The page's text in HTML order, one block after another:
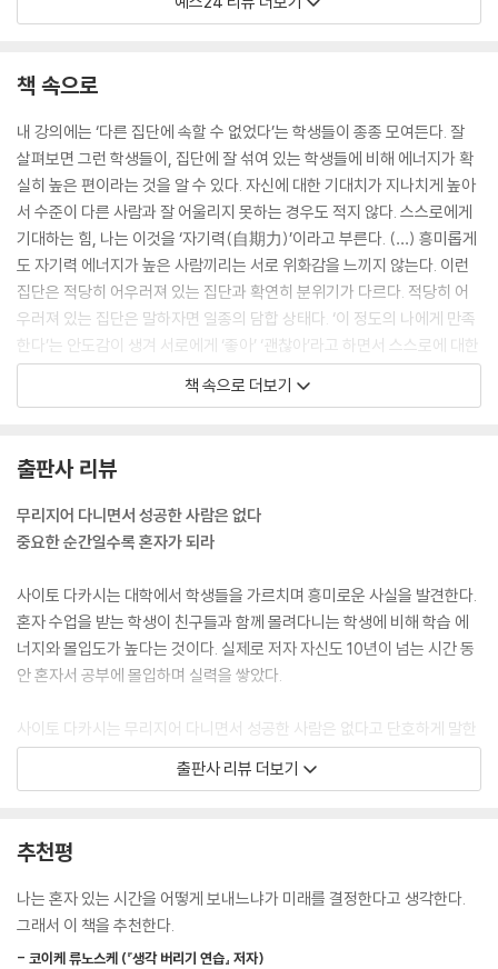
덧 정의 내려진 ‘넓은 인간관계 = 성공의 지름길’이라는 방정식 때문에 지
이유』 등 숱한 베스트셀러를 펴낸 사이토 다카시는 그렇지 않다라고 단언
한다. 그는 재수 생활을 시작한 열여덟 살부터 직업을 얻은 서른두 살까지
철저히 고독한 10년을 보냈지만, 돌이켜 보면 지금의 자신을 만든 것은 바
로 그 혼자 있는 시간이었다고 고백한다. 한 때 패배의식과 외로움, 부적응
으로 힘들기도 했지만 ‘이대로 끝나지 않아. 열 배, 스무 배로 복수해주겠
어’라는 성공에 대한 강한 목표의식과 에너지를 갖게 되었기 때문이다. 그
리고 혼자인 시간은 외로운 시간이 아니라, 목표를 현실로 만들기 위해 내
공을 쌓는 시간이었고, 이를 발판으로 서른 살이 넘도록 변변한 직업도 없
었던 그가 결국 유명 저자이자 메이지대 인기 교수가 될 수 있었다고 말한
받는 학생이 친구들과 함께 몰려다니는 학생에 비해 학습 에너지와 몰입도
가 높다는 것이다. 그는 무리 지어 다니면서 성공한 사람은 없다고 단호하
게 말한다. 성공을 결정하는 가장 중요한 요소는 타고난 두뇌나 공부의 양
이 아니라 혼자 있는 시간에 집중할 수 있는 힘이라는 것이다. 혼자 있는 시
신을 있는 그대로 파악하며 목표로 나아가지 못하고, 불필요하게 다른 사
람과 비교하거나, 도움이 안 되는 주위의 평가나 비교로 자신감을 잃기도
한다.
야 하며, 혼자 있는 시간을 효율적으로 보내기 위해 노력하기를 제안한다.
그리고 자신을 객관화하는 데 도움을 주는 거울 내관법, 자기 긍정의 힘을
기르는 글쓰기, 인내심을 길러주는 번역과 원서 읽기, 고전과 독서법 등 혼
여기서 이 책이 유사한 다른 자기계발 및 심리서와 명확한 차별점이 나타
시선을 의식하지 말자’ ‘지금 당신의 모습에 자신감을 갖자’와 같은 위로의
메시지가 아니다. 오히려 혼자 있는 시간의 긍정적인 의미를 명확히 알고,
보다 적극적으로 자신과 마주하는 시간 혹은 자신의 능력을 충분히 키우는
책 속으로
내 강의에는 ‘다른 집단에 속할 수 없었다’는 학생들이 종종 모여든다. 잘
살펴보면 그런 학생들이, 집단에 잘 섞여 있는 학생들에 비해 에너지가 확
실히 높은 편이라는 것을 알 수 있다. 자신에 대한 기대치가 지나치게 높아
서 수준이 다른 사람과 잘 어울리지 못하는 경우도 적지 않다. 스스로에게
기대하는 힘, 나는 이것을 ‘자기력(自期力)’이라고 부른다. (…) 흥미롭게
도 자기력 에너지가 높은 사람끼리는 서로 위화감을 느끼지 않는다. 이런
집단은 적당히 어우러져 있는 집단과 확연히 분위기가 다르다. 적당히 어
우러져 있는 집단은 말하자면 일종의 담합 상태다. ‘이 정도의 나에게 만족
한다’는 안도감이 생겨 서로에게 ‘좋아’ ‘괜찮아’라고 하면서 스스로에 대한
입찰 가격을 낮게 책정한 채 마음을 놓는다. 하지만 자신에 대한 기대가 높
은 단독자는 담합으로 자신의 입찰 가격을 낮게 책정하지 않는다. 아주 높
---「모두와 잘 지내기 위해 노력하지 마라」중에서
지금 당장 인정받지 못하는 것은 어쩔 수 없다고 해도, 이도저도 아닌 자신
은 “성과를 내라”는 한마디였다. 성과를 내려면 다양한 노력을 아끼지 말
아야 한다. 그러나 젊은 시기에는 목표가 있어도 추상적인 신념에 사로잡
혀 고민만 하기 쉽다. 그러다 보면 뭔가 큰일을 해야만 한다는 압박에 사로
잡혀 결국 자신을 성장시키는 구체적인 행동까지는 하지 못하는 비극이 일
스로에게 끊임없이 말해왔다. 큰사람이 되기 위해 스스로에게 미션을 주었
던 것이다. 나도 모르게 ‘좋은 상사를 만났더라면’ ‘그 대학에 합격했더라
면’ 하는 ‘~라면’ ‘~했더라면’ 같은 말을 할 때도 있었지만, 그런 변명은 승
부의 세계에서 절대 통하지 않는다. 결과가 전부이기 때문이다.
시게오 감독과 함께 자주 스윙 연습을 했다고 한다. 캠프나 원정 훈련을 가
서도 마쓰이가 나가시마 감독 방에서 스윙 동작을 취하면 배트가 허공을
가르는 소리에 감독이 ‘좋다’ ‘아니다’라고 눈으로 반응하는, 무언의 대화를
책 속으로 더보기
출판사 리뷰
무리지어 다니면서 성공한 사람은 없다
중요한 순간일수록 혼자가 되라
사이토 다카시는 대학에서 학생들을 가르치며 흥미로운 사실을 발견한다.
혼자 수업을 받는 학생이 친구들과 함께 몰려다니는 학생에 비해 학습 에
너지와 몰입도가 높다는 것이다. 실제로 저자 자신도 10년이 넘는 시간 동
안 혼자서 공부에 몰입하며 실력을 쌓았다.
사이토 다카시는 무리지어 다니면서 성공한 사람은 없다고 단호하게 말한
다. 성공을 결정하는 가장 중요한 요소는 타고난 두뇌나 공부의 양이 아닌
‘혼자 있는 시간에 집중할 수 있는 힘’이다. 하지만 사람들은 소속된 집단이
주고받는 것은 아니다. 때로는 도움이 안 되는 주위의 평가나 비교가 자신
감을 깎아내리기도 한다. 그렇기에 중요한 시기일수록 적극적으로 혼자가
되어야 한다. 누구의 말에도 휘둘리지 말고 침잠하여 목표에 집중해야 한
출판사 리뷰 더보기
추천평
나는 혼자 있는 시간을 어떻게 보내느냐가 미래를 결정한다고 생각한다.
그래서 이 책을 추천한다.
- 코이케 류노스케 (『생각 버리기 연습』 저자)